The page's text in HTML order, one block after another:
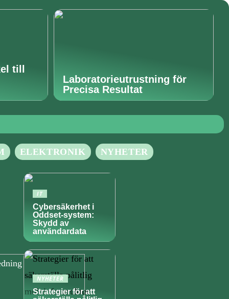
till
Laboratorieutrustning för
Precisa Resultat
ELEKTRONIK NYHETER
IT
Cybersäkerhet i
Oddset-system:
Skydd av
användardata
NYHETER
Strategier för att